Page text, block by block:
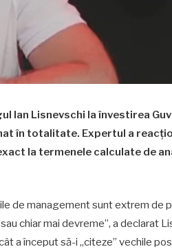
Ian Lisnevschi la învestirea
în totalitate. Expertul a
la termenele calculate de
de management sunt extrem de
chiar mai devreme”, a declarat
a început să-i „citeze” vechile